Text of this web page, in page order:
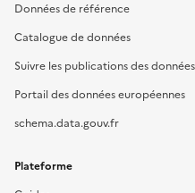
Données de référence
Catalogue de données
Suivre les publications des données
Portail des données européennes
schema.data.gouv.fr
Plateforme